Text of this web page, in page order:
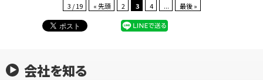
3 / 19 « 先頭 2 3 4 ... 最後 »
会社を知る